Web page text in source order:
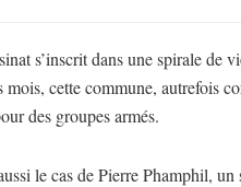
s’inscrit dans une spirale
cette commune, autrefois
des groupes armés.
le cas de Pierre Phamphil,